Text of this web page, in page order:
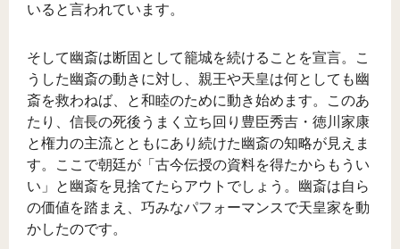
いると言われています。
そして幽斎は断固として籠城を続けることを宣言。こ
うした幽斎の動きに対し、親王や天皇は何としても幽
斎を救わねば、と和睦のために動き始めます。このあ
たり、信長の死後うまく立ち回り豊臣秀吉・徳川家康
と権力の主流とともにあり続けた幽斎の知略が見えま
す。ここで朝廷が「古今伝授の資料を得たからもうい
い」と幽斎を見捨てたらアウトでしょう。幽斎は自ら
の価値を踏まえ、巧みなパフォーマンスで天皇家を動
かしたのです。